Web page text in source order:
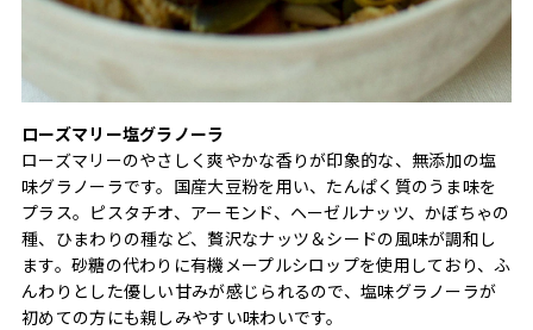
ローズマリー塩グラノーラ
ローズマリーのやさしく爽やかな香りが印象的な、無添加の塩
味グラノーラです。国産大豆粉を用い、たんぱく質のうま味を
プラス。ピスタチオ、アーモンド、ヘーゼルナッツ、かぼちゃの
種、ひまわりの種など、贅沢なナッツ＆シードの風味が調和し
ます。砂糖の代わりに有機メープルシロップを使用しており、ふ
んわりとした優しい甘みが感じられるので、塩味グラノーラが
初めての方にも親しみやすい味わいです。